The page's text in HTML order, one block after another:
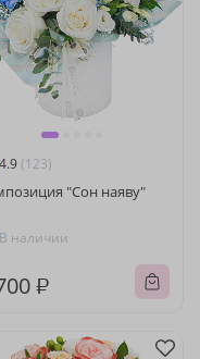
4.9 (123)
"Сон наяву"
В наличии
₽